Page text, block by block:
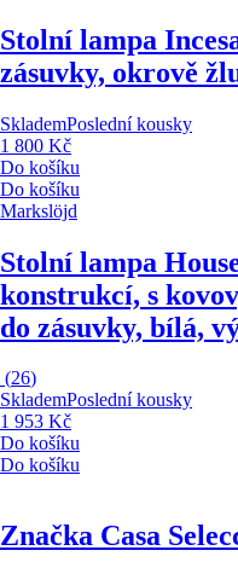
Stolní lampa
zásuvky, okrově
SklademPoslední kousky
1 800 Kč
Do košíku
Do košíku
Markslöjd
Stolní lampa
konstrukcí, s
do zásuvky, bílá,
(26)
SklademPoslední kousky
1 953 Kč
Do košíku
Do košíku
Značka Casa